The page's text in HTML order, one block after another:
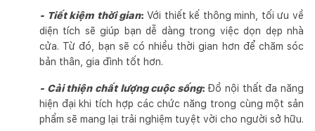
- Tiết kiệm thời gian: Với thiết kế thông minh, tối ưu về
diện tích sẽ giúp bạn dễ dàng trong việc dọn dẹp nhà
cửa. Từ đó, bạn sẽ có nhiều thời gian hơn để chăm sóc
bản thân, gia đình tốt hơn.
- Cải thiện chất lượng cuộc sống: Đồ nội thất đa năng
hiện đại khi tích hợp các chức năng trong cùng một sản
phẩm sẽ mang lại trải nghiệm tuyệt vời cho người sở hữu.